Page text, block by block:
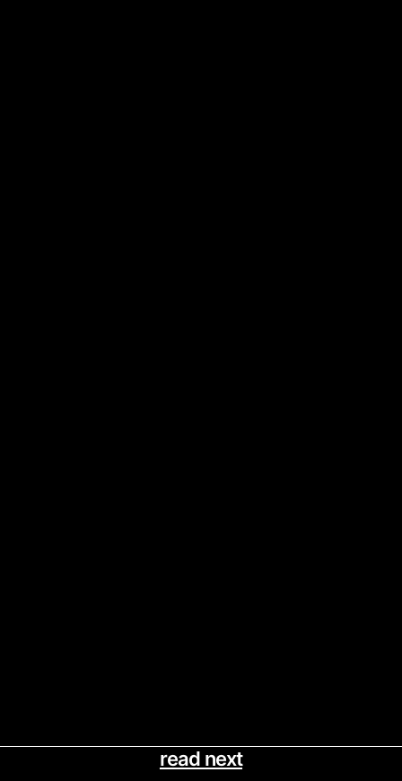
read next